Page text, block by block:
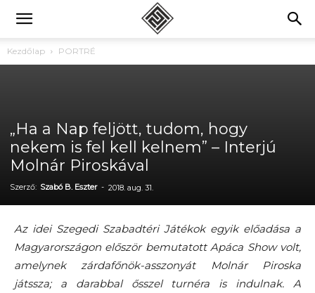
Kezdőlap PORTRÉ
„Ha a Nap feljött, tudom, hogy
nekem is fel kell kelnem” – Interjú
Molnár Piroskával
Szerző: Szabó B. Eszter - 2018. aug. 31.
Az idei Szegedi Szabadtéri Játékok egyik előadása a
Magyarországon először bemutatott Apáca Show volt,
amelynek zárdafőnök-asszonyát Molnár Piroska
játssza; a darabbal ősszel turnéra is indulnak. A